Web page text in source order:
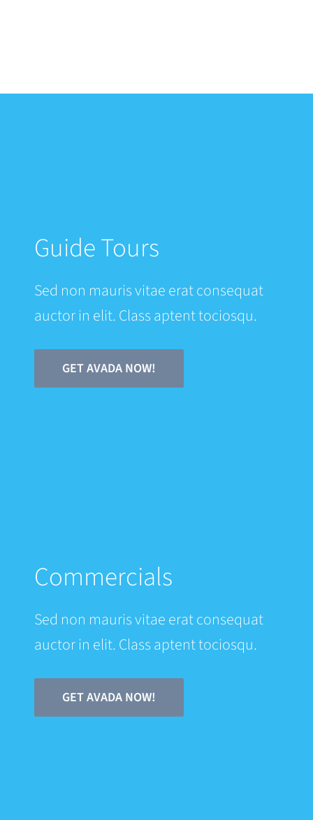
Guide Tours
Sed non mauris vitae erat consequat
auctor in elit. Class aptent tociosqu.
GET AVADA NOW!
Commercials
Sed non mauris vitae erat consequat
auctor in elit. Class aptent tociosqu.
GET AVADA NOW!